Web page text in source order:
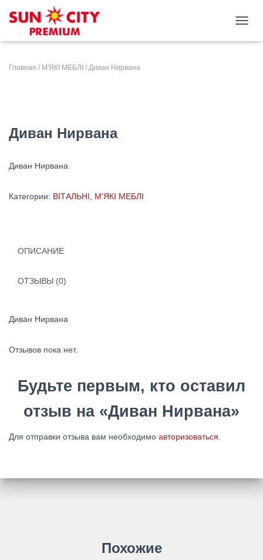
Главная / М'ЯКІ МЕБЛІ / Диван Нирвана
Диван Нирвана
Диван Нирвана
Категории: ВІТАЛЬНІ, М'ЯКІ МЕБЛІ
ОПИСАНИЕ
ОТЗЫВЫ (0)
Диван Нирвана
Отзывов пока нет.
Будьте первым, кто оставил
отзыв на «Диван Нирвана»
Для отправки отзыва вам необходимо авторизоваться.
Похожие